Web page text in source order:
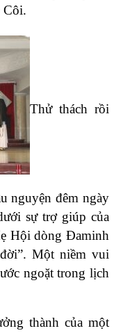
Côi.
Thử thách rồi
nguyện đêm ngày
sự trợ giúp của
Hội dòng Đaminh
Một niềm vui
ngoặt trong lịch
thành của một